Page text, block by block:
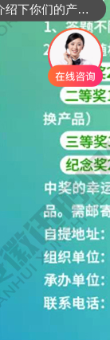
可以介绍下你们的产品么